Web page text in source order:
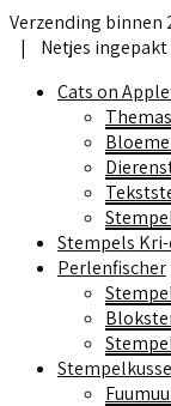
Verzending
| Netjes ingepakt
Cats on
Stempels
Perlenfischer